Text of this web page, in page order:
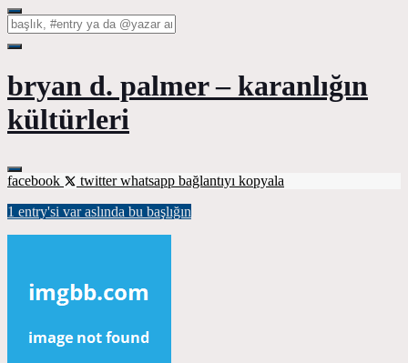
bryan d. palmer – karanlığın
kültürleri
facebook twitterwhatsapp bağlantıyı kopyala
1 entry'si var aslında bu başlığın